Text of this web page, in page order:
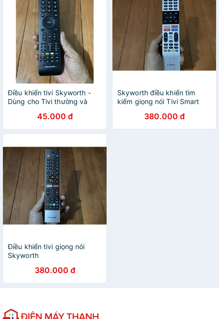
Điều khiển tivi Skyworth -
Dùng cho Tivi thường và
45.000 đ
Skyworth điều khiển tìm
kiếm giọng nói Tivi Smart
380.000 đ
Điều khiển tivi giọng nói
Skyworth
380.000 đ